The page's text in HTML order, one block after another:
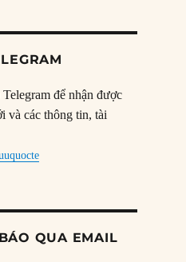
để nhận được
và các thông tin, tài
QUA EMAIL